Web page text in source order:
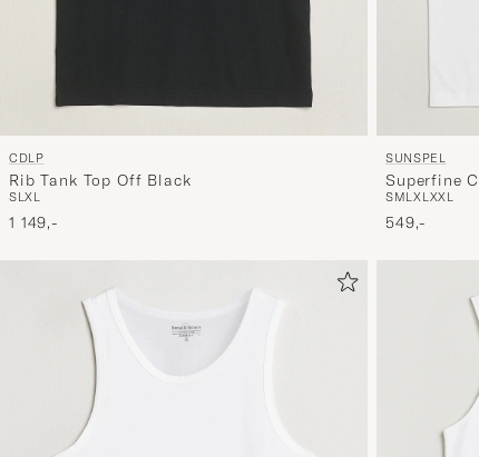
CDLP
Rib Tank Top Off Black
SLXL
1 149,-
SUNSPEL
Superfine
SMLXLXXL
549,-